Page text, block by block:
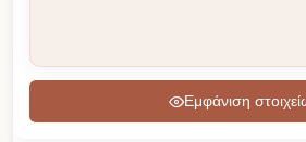
Εμφάνιση